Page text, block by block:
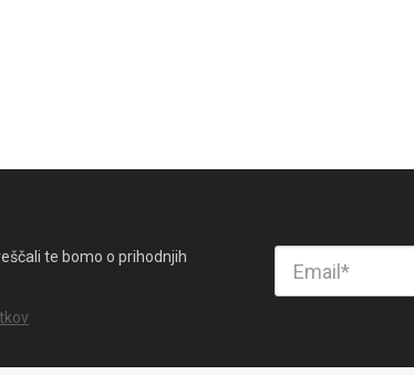
te bomo o prihodnjih